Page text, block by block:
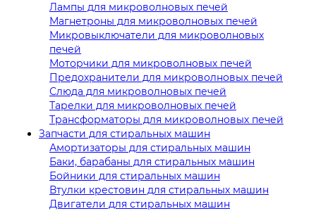
Лампы для микроволновых печей
Магнетроны для микроволновых печей
Микровыключатели для микроволновых
печей
Моторчики для микроволновых печей
Предохранители для микроволновых печей
Слюда для микроволновых печей
Тарелки для микроволновых печей
Трансформаторы для микроволновых печей
Запчасти для стиральных машин
Амортизаторы для стиральных машин
Баки, барабаны для стиральных машин
Бойники для стиральных машин
Втулки крестовин для стиральных машин
Двигатели для стиральных машин